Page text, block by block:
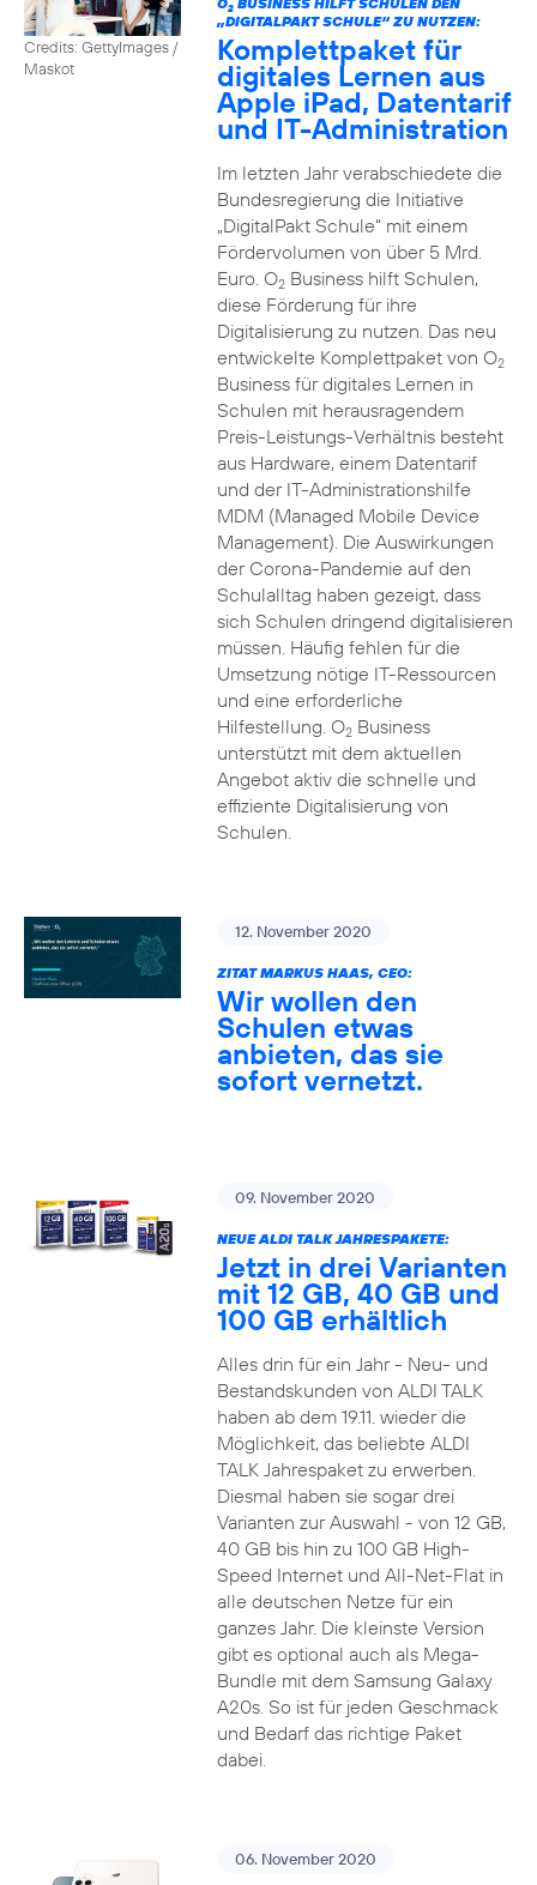
Credits: GettyImages /
Maskot
2
„DIGITALPAKT SCHULE“ ZU NUTZEN:
Komplettpaket für
digitales Lernen aus
Apple iPad, Datentarif
und IT-Administration
Im letzten Jahr verabschiedete die
Bundesregierung die Initiative
„DigitalPakt Schule“ mit einem
Fördervolumen von über 5 Mrd.
Euro. O2Business hilft Schulen,
diese Förderung für ihre
Digitalisierung zu nutzen. Das neu
entwickelte Komplettpaket von O2
Business für digitales Lernen in
Schulen mit herausragendem
Preis-Leistungs-Verhältnis besteht
aus Hardware, einem Datentarif
und der IT-Administrationshilfe
MDM (Managed Mobile Device
Management). Die Auswirkungen
der Corona-Pandemie auf den
Schulalltag haben gezeigt, dass
sich Schulen dringend digitalisieren
müssen. Häufig fehlen für die
Umsetzung nötige IT-Ressourcen
und eine erforderliche
Hilfestellung. O2Business
unterstützt mit dem aktuellen
Angebot aktiv die schnelle und
effiziente Digitalisierung von
Schulen.
12. November 2020
ZITAT MARKUS HAAS, CEO:
Wir wollen den
Schulen etwas
anbieten, das sie
sofort vernetzt.
09. November 2020
NEUE ALDI TALK JAHRESPAKETE:
Jetzt in drei Varianten
mit 12 GB, 40 GB und
100 GB erhältlich
Alles drin für ein Jahr - Neu- und
Bestandskunden von ALDI TALK
haben ab dem 19.11. wieder die
Möglichkeit, das beliebte ALDI
TALK Jahrespaket zu erwerben.
Diesmal haben sie sogar drei
Varianten zur Auswahl - von 12 GB,
40 GB bis hin zu 100 GB High-
Speed Internet und All-Net-Flat in
alle deutschen Netze für ein
ganzes Jahr. Die kleinste Version
gibt es optional auch als Mega-
Bundle mit dem Samsung Galaxy
A20s. So ist für jeden Geschmack
und Bedarf das richtige Paket
dabei.
06. November 2020